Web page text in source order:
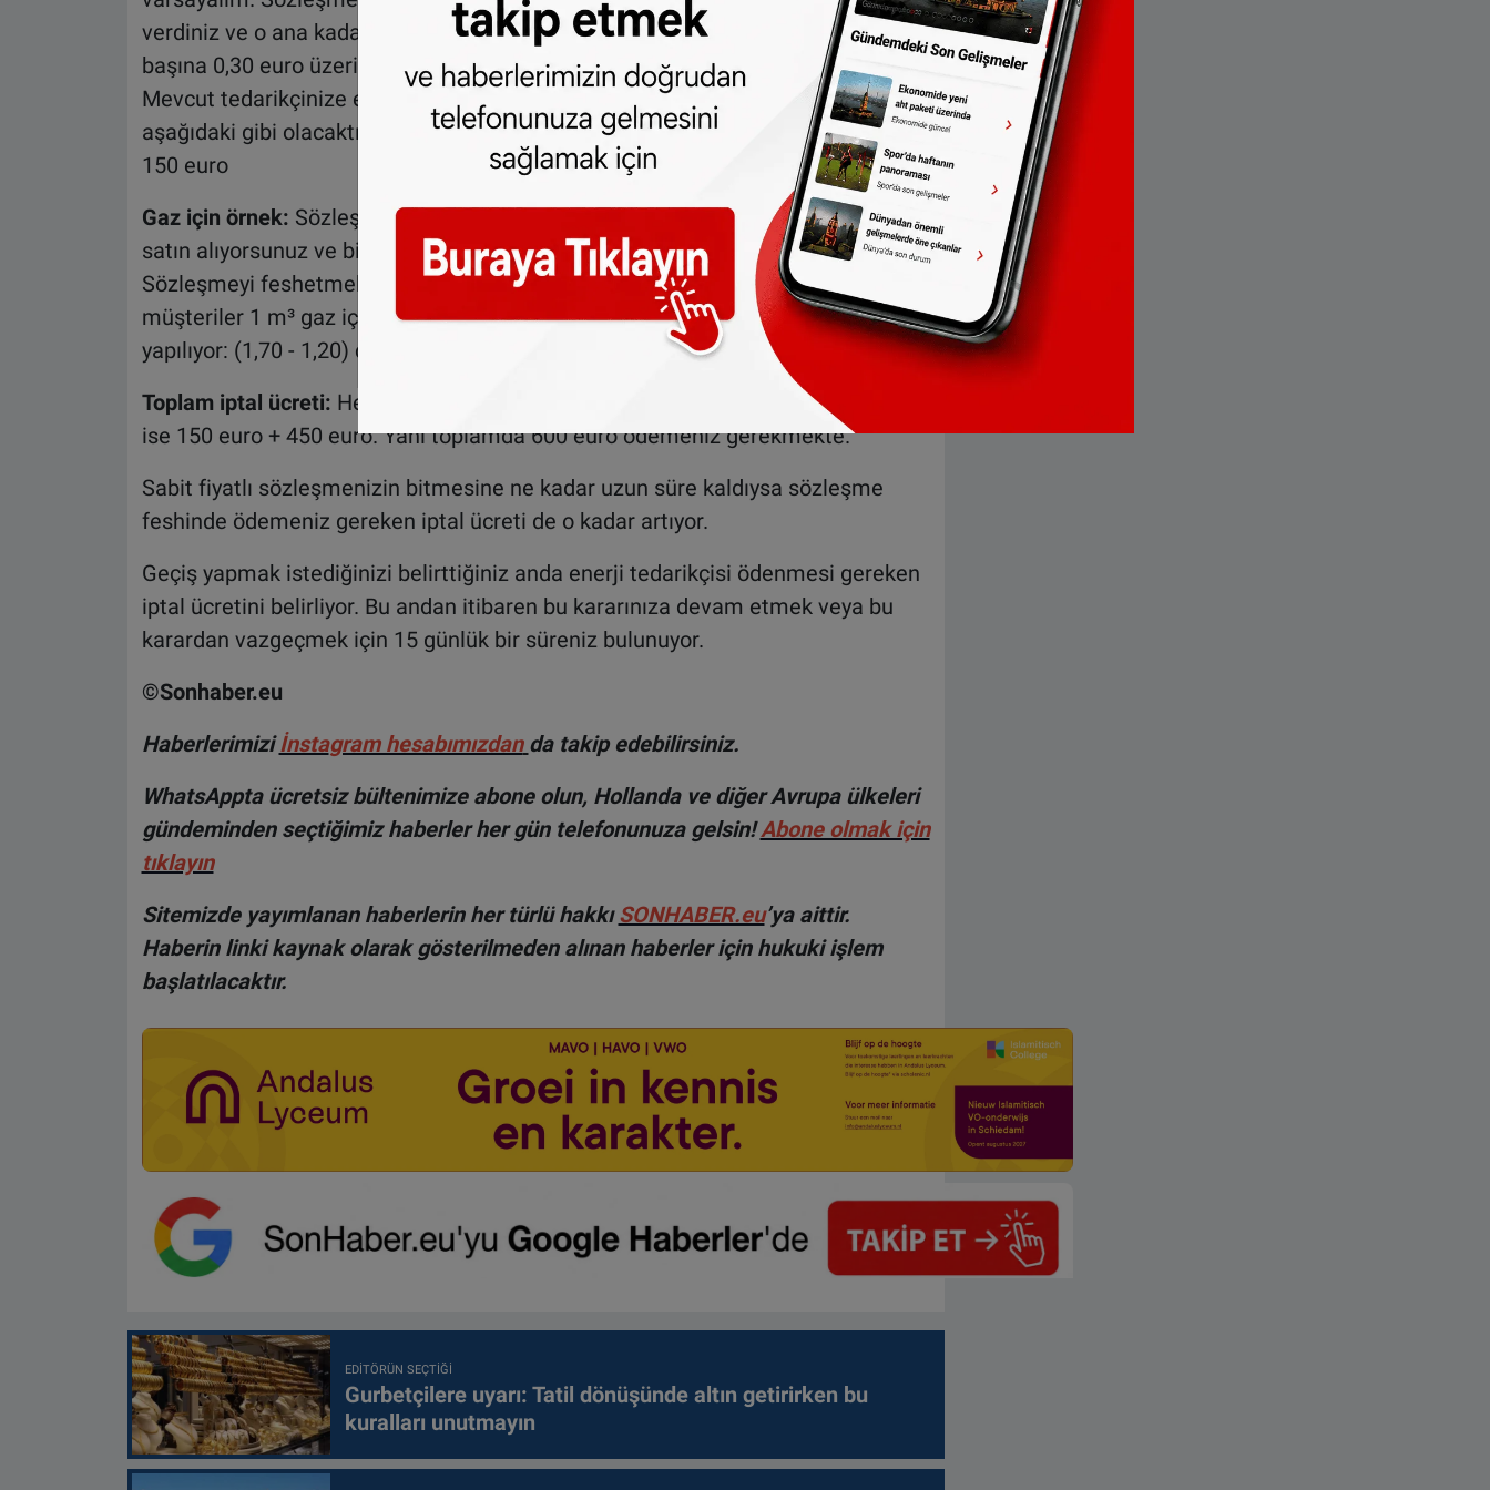
verdiniz ve o ana kadar toplam 800 kWh kullandınız. Yeni tedarikçiye kWh
başına 0,30 euro üzerinden ödeme yapacaksınız.
Mevcut tedarikçinize elektrik sözleşmesi için ödemeniz gereken iptal ücreti
aşağıdaki gibi olacaktır: (0,45 - 0,30) çarpı (1800 - 800). Yani 0,15 çarpı 1000 =
150 euro
Gaz için örnek: Sözleşmenize göre gazı metreküp (m³) başına 1,70 eurodan
satın alıyorsunuz ve bir yıl içinde 1800 m³ gaz satın alacağınızı varsayalım.
Sözleşmeyi feshetmek istediğiniz tarihte sadece 900 m³ kullandınız. Yeni
müşteriler 1 m³ gaz için 1,20 euro ödüyor. Bu durumda hesaplama şu şekilde
yapılıyor: (1,70 - 1,20) çarpı (1800 - 900). Yani; 0,50 çarpı 900 = 450 euro
Toplam iptal ücreti: Hem gaz hem de elektrik için ödemeniz gereken iptal ücreti
ise 150 euro + 450 euro. Yani toplamda 600 euro ödemeniz gerekmekte.
Sabit fiyatlı sözleşmenizin bitmesine ne kadar uzun süre kaldıysa sözleşme
feshinde ödemeniz gereken iptal ücreti de o kadar artıyor.
Geçiş yapmak istediğinizi belirttiğiniz anda enerji tedarikçisi ödenmesi gereken
iptal ücretini belirliyor. Bu andan itibaren bu kararınıza devam etmek veya bu
karardan vazgeçmek için 15 günlük bir süreniz bulunuyor.
©Sonhaber.eu
Haberlerimiziİnstagram hesabımızdan da takip edebilirsiniz.
WhatsAppta ücretsiz bültenimize abone olun, Hollanda ve diğer Avrupa ülkeleri
gündeminden seçtiğimiz haberler her gün telefonunuza gelsin!Abone olmak için
tıklayın
Sitemizde yayımlanan haberlerin her türlü hakkıSONHABER.eu’ya aittir.
Haberin linki kaynak olarak gösterilmeden alınan haberler için hukuki işlem
başlatılacaktır.
EDITÖRÜN SEÇTIĞI
Gurbetçilere uyarı: Tatil dönüşünde altın getirirken bu
kuralları unutmayın